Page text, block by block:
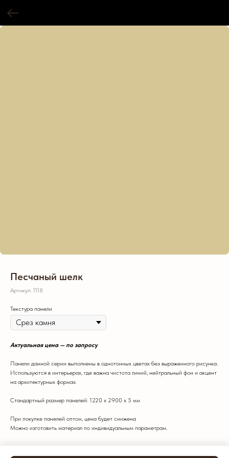
Песчаный шелк
Артикул: 1118
Текстура панели
Актуальная цена — по запросу
Панели данной серии выполнены в однотонных цветах без выраженного рисунка.
Используются в интерьерах, где важна чистота линий, нейтральный фон и акцент
на архитектурных формах.
Стандартный размер панелей: 1220 х 2900 х 5 мм
При покупке панелей оптом, цена будет снижена
Можно изготовить материал по индивидуальным параметрам.
Цвет: Светлый